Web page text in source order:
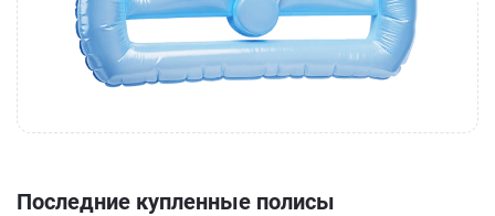
Последние купленные полисы